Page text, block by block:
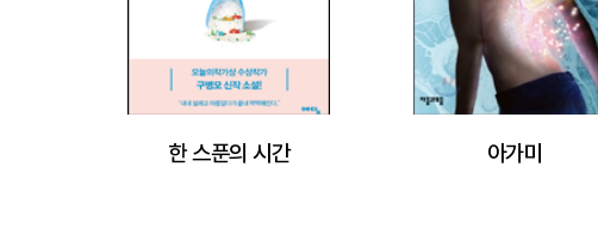
한 스푼의 시간 아가미